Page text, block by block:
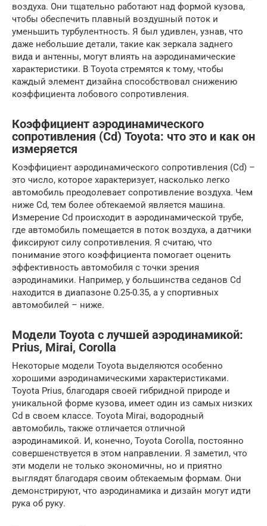
воздуха. Они тщательно работают над формой кузова,
чтобы обеспечить плавный воздушный поток и
уменьшить турбулентность. Я был удивлен, узнав, что
даже небольшие детали, такие как зеркала заднего
вида и антенны, могут влиять на аэродинамические
характеристики. В Toyota стремятся к тому, чтобы
каждый элемент дизайна способствовал снижению
коэффициента лобового сопротивления.
Коэффициент аэродинамического
сопротивления (Cd) Toyota: что это и как он
измеряется
Коэффициент аэродинамического сопротивления (Cd) –
это число, которое характеризует, насколько легко
автомобиль преодолевает сопротивление воздуха. Чем
ниже Cd, тем более обтекаемой является машина.
Измерение Cd происходит в аэродинамической трубе,
где автомобиль помещается в поток воздуха, а датчики
фиксируют силу сопротивления. Я считаю, что
понимание этого коэффициента помогает оценить
эффективность автомобиля с точки зрения
аэродинамики. Например, у большинства седанов Cd
находится в диапазоне 0.25-0.35, а у спортивных
автомобилей – ниже.
Модели Toyota с лучшей аэродинамикой:
Prius, Mirai, Corolla
Некоторые модели Toyota выделяются особенно
хорошими аэродинамическими характеристиками.
Toyota Prius, благодаря своей гибридной природе и
уникальной форме кузова, имеет один из самых низких
Cd в своем классе. Toyota Mirai, водородный
автомобиль, также отличается отличной
аэродинамикой. И, конечно, Toyota Corolla, постоянно
совершенствуется в этом направлении. Я заметил, что
эти модели не только экономичны, но и приятно
выглядят благодаря своим обтекаемым формам. Они
демонстрируют, что аэродинамика и дизайн могут идти
рука об руку.